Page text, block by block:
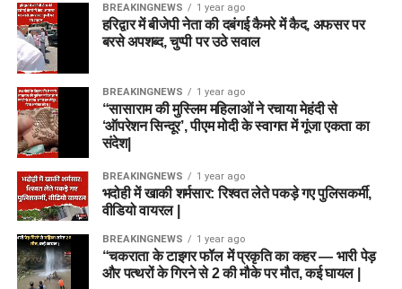
BREAKINGNEWS 1 year ago
हरिद्वार में बीजेपी नेता की दबंगई कैमरे में कैद, अफसर पर
बरसे अपशब्द, चुप्पी पर उठे सवाल
BREAKINGNEWS 1 year ago
“सासाराम की मुस्लिम महिलाओं ने रचाया मेहंदी से
‘ऑपरेशन सिन्दूर’, पीएम मोदी के स्वागत में गूंजा एकता का
संदेश|
BREAKINGNEWS 1 year ago
भदोही में खाकी शर्मसार: रिश्वत लेते पकड़े गए पुलिसकर्मी,
वीडियो वायरल |
BREAKINGNEWS 1 year ago
“चकराता के टाइगर फॉल में प्रकृति का कहर — भारी पेड़
और पत्थरों के गिरने से 2 की मौके पर मौत, कई घायल |